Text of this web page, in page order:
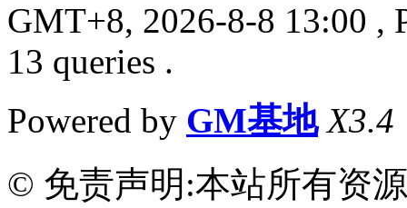
GMT+8, 2026-8-8 13:00 ,
13 queries .
Powered by GM基地 X3.4
© 免责声明:本站所有资